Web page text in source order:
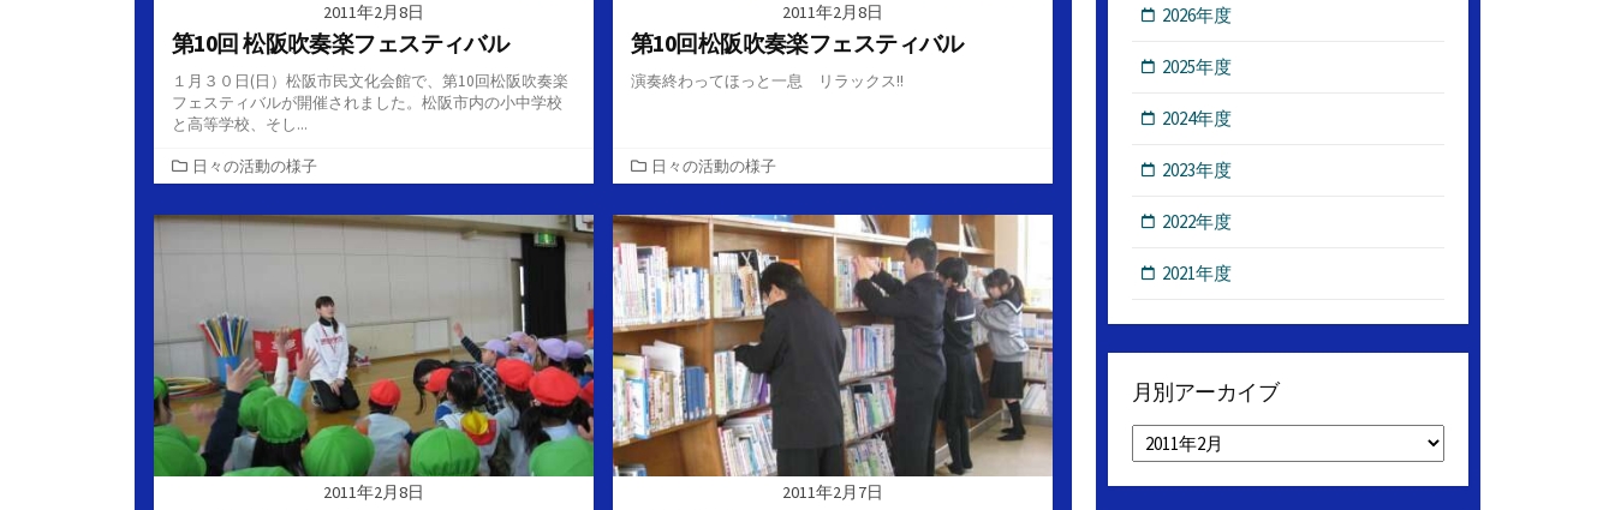
2011年2月8日
第10回 松阪吹奏楽フェスティバル
１月３０日(日）松阪市民文化会館で、第10回松阪吹奏楽
フェスティバルが開催されました。松阪市内の小中学校
と高等学校、そし...
カ
テ
ゴ
日々の活動の様子
2011年2月8日
第10回松阪吹奏楽フェスティバル
演奏終わってほっと一息 リラックス!!
カ
テ
ゴ
リ
ー
日々の活動の様子
2011年2月8日 2011年2月7日
2026年度
2025年度
2024年度
2023年度
2022年度
2021年度
月別アーカイブ
月
別
ア